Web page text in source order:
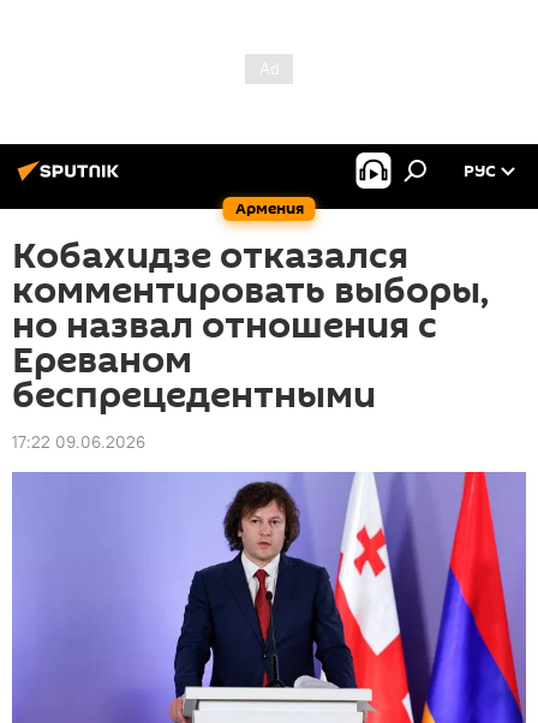
Армения
РУС
Кобахидзе отказался
комментировать выборы,
но назвал отношения с
Ереваном
беспрецедентными
17:22 09.06.2026